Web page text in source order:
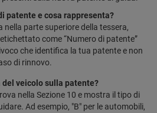
patente e cosa rappresenta?
nella parte superiore della tessera,
come “Numero di patente”
che identifica la tua patente e non
di rinnovo.
veicolo sulla patente?
nella Sezione 10 e mostra il tipo di
Ad esempio, "B" per le automobili,